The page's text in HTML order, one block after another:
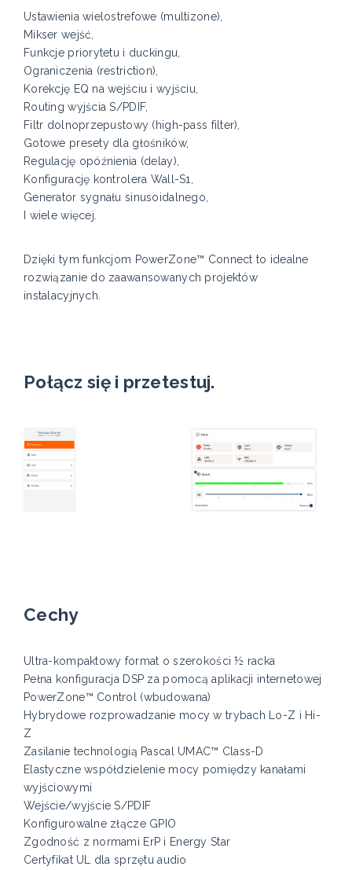
Ustawienia wielostrefowe (multizone),
Mikser wejść,
Funkcje priorytetu i duckingu,
Ograniczenia (restriction),
Korekcję EQ na wejściu i wyjściu,
Routing wyjścia S/PDIF,
Filtr dolnoprzepustowy (high-pass filter),
Gotowe presety dla głośników,
Regulację opóźnienia (delay),
Konfigurację kontrolera Wall-S1,
Generator sygnału sinusoidalnego,
I wiele więcej.
Dzięki tym funkcjom PowerZone™ Connect to idealne
rozwiązanie do zaawansowanych projektów
instalacyjnych.
Połącz się i przetestuj.
Cechy
Ultra-kompaktowy format o szerokości ½ racka
Pełna konfiguracja DSP za pomocą aplikacji internetowej
PowerZone™ Control (wbudowana)
Hybrydowe rozprowadzanie mocy w trybach Lo-Z i Hi-
Z
Zasilanie technologią Pascal UMAC™ Class-D
Elastyczne współdzielenie mocy pomiędzy kanałami
wyjściowymi
Wejście/wyjście S/PDIF
Konfigurowalne złącze GPIO
Zgodność z normami ErP i Energy Star
Certyfikat UL dla sprzętu audio